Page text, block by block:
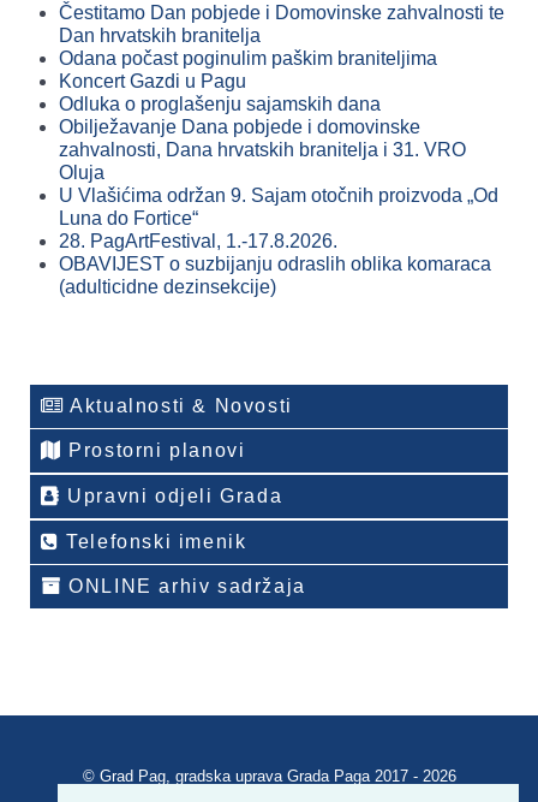
Čestitamo Dan pobjede i Domovinske zahvalnosti te
Dan hrvatskih branitelja
Odana počast poginulim paškim braniteljima
Koncert Gazdi u Pagu
Odluka o proglašenju sajamskih dana
Obilježavanje Dana pobjede i domovinske
zahvalnosti, Dana hrvatskih branitelja i 31. VRO
Oluja
U Vlašićima održan 9. Sajam otočnih proizvoda „Od
Luna do Fortice“
28. PagArtFestival, 1.-17.8.2026.
OBAVIJEST o suzbijanju odraslih oblika komaraca
(adulticidne dezinsekcije)
Aktualnosti & Novosti
Prostorni planovi
Upravni odjeli Grada
Telefonski imenik
ONLINE arhiv sadržaja
© Grad Pag, gradska uprava Grada Paga 2017 - 2026